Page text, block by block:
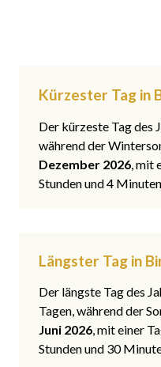
Kürzester Tag in
Der kürzeste Tag des
während der
Dezember 2026, mit
Stunden und 4
Längster Tag in
Der längste Tag des
Tagen, während der
Juni 2026, mit einer
Stunden und 30